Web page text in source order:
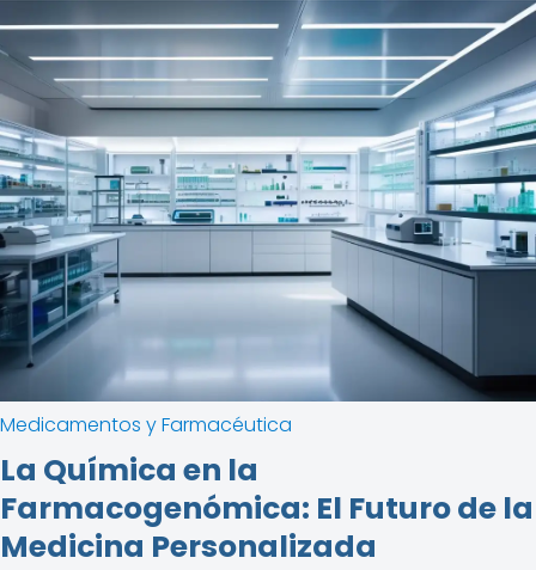
Medicamentos y Farmacéutica
La Química en la
Farmacogenómica: El Futuro de la
Medicina Personalizada